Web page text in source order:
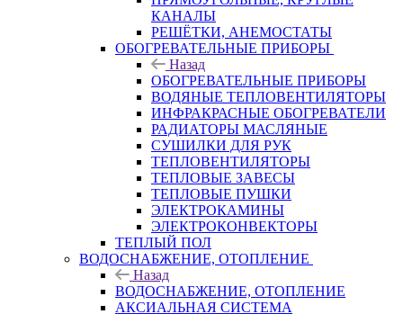
КАНАЛЫ
РЕШЁТКИ, АНЕМОСТАТЫ
ОБОГРЕВАТЕЛЬНЫЕ ПРИБОРЫ
Назад
ОБОГРЕВАТЕЛЬНЫЕ ПРИБОРЫ
ВОДЯНЫЕ ТЕПЛОВЕНТИЛЯТОРЫ
ИНФРАКРАСНЫЕ ОБОГРЕВАТЕЛИ
РАДИАТОРЫ МАСЛЯНЫЕ
СУШИЛКИ ДЛЯ РУК
ТЕПЛОВЕНТИЛЯТОРЫ
ТЕПЛОВЫЕ ЗАВЕСЫ
ТЕПЛОВЫЕ ПУШКИ
ЭЛЕКТРОКАМИНЫ
ЭЛЕКТРОКОНВЕКТОРЫ
ТЕПЛЫЙ ПОЛ
ВОДОСНАБЖЕНИЕ, ОТОПЛЕНИЕ
Назад
ВОДОСНАБЖЕНИЕ, ОТОПЛЕНИЕ
АКСИАЛЬНАЯ СИСТЕМА